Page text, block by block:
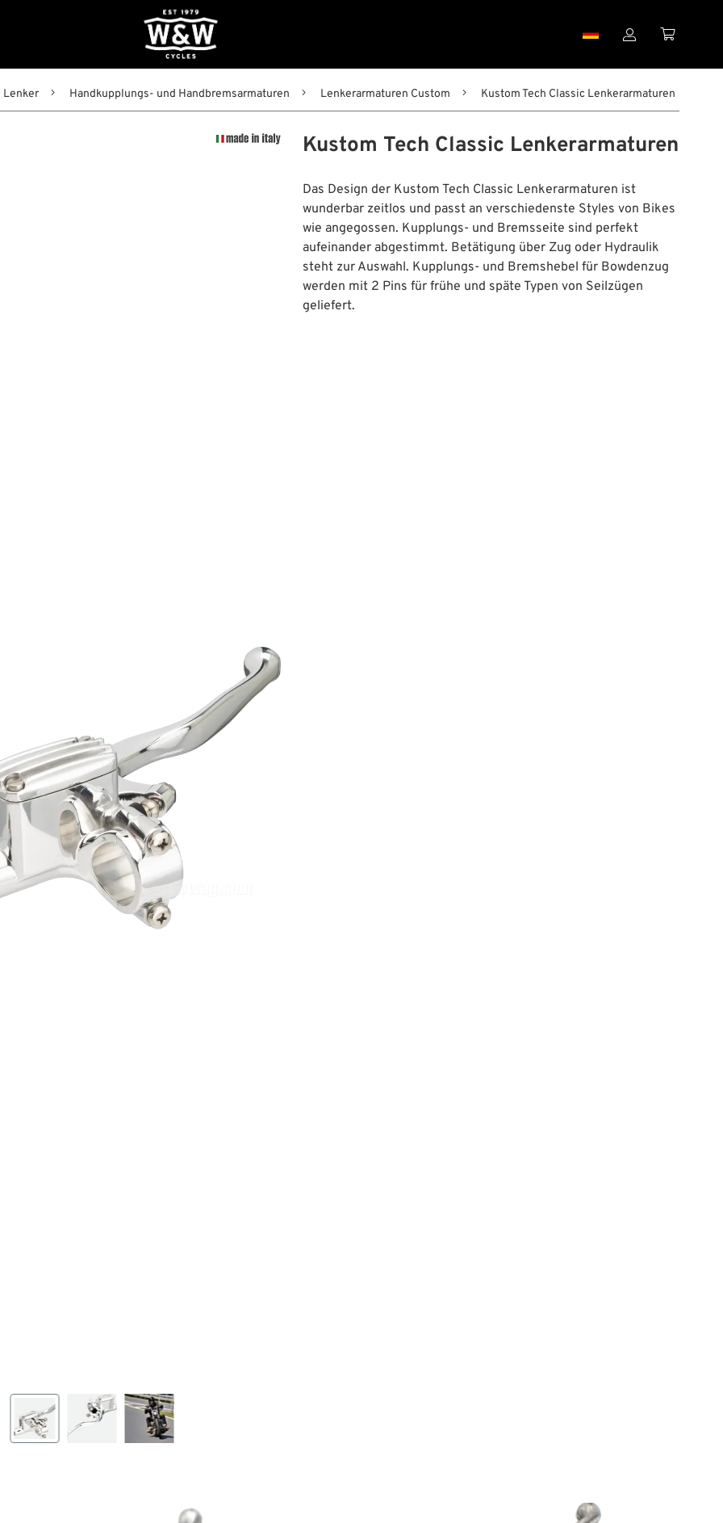
 
Lenker Handkupplungs- und Handbremsarmaturen Lenkerarmaturen Custom Kustom Tech Classic Lenkerarmaturen
Kustom Tech Classic Lenkerarmaturen
Das Design der Kustom Tech Classic Lenkerarmaturen ist
wunderbar zeitlos und passt an verschiedenste Styles von Bikes
wie angegossen. Kupplungs- und Bremsseite sind perfekt
aufeinander abgestimmt. Betätigung über Zug oder Hydraulik
steht zur Auswahl. Kupplungs- und Bremshebel für Bowdenzug
werden mit 2 Pins für frühe und späte Typen von Seilzügen
geliefert.